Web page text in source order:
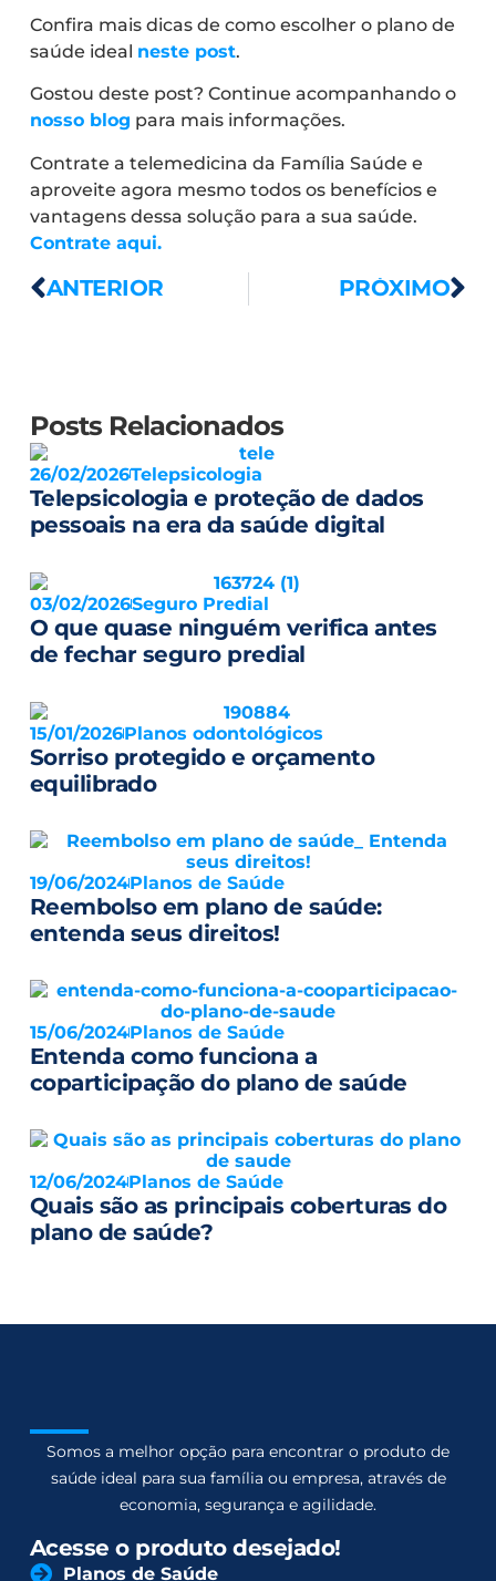
Confira mais dicas de como escolher o plano de
saúde ideal neste post.
Gostou deste post? Continue acompanhando o
nosso blog para mais informações.
Contrate a telemedicina da Família Saúde e
aproveite agora mesmo todos os benefícios e
vantagens dessa solução para a sua saúde.
Contrate aqui.
ANTERIOR PRÓXIMO
Posts Relacionados
26/02/2026Telepsicologia
Telepsicologia e proteção de dados
pessoais na era da saúde digital
03/02/2026Seguro Predial
O que quase ninguém verifica antes
de fechar seguro predial
15/01/2026Planos odontológicos
Sorriso protegido e orçamento
equilibrado
19/06/2024Planos de Saúde
Reembolso em plano de saúde:
entenda seus direitos!
15/06/2024Planos de Saúde
Entenda como funciona a
coparticipação do plano de saúde
12/06/2024Planos de Saúde
Quais são as principais coberturas do
plano de saúde?
Somos a melhor opção para encontrar o produto de
saúde ideal para sua família ou empresa, através de
economia, segurança e agilidade.
Acesse o produto desejado!
Planos de Saúde